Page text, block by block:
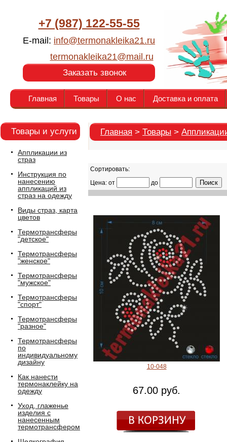
+7 (987) 122-55-55
E-mail: info@termonakleika21.ru
termonakleika21@mail.ru
Заказать звонок
Главная Товары О нас Доставка и оплата
Товары и услуги
Аппликации из
страз
Инструкция по
нанесению
аппликаций из
страз на одежду
Виды страз, карта
цветов
Термотрансферы
"детское"
Термотрансферы
"женское"
Термотрансферы
"мужское"
Термотрансферы
"спорт"
Термотрансферы
"разное"
Термотрансферы
по
индивидуальному
дизайну
Как нанести
термонаклейку на
одежду
Уход, глаженье
изделия с
нанесенным
термотрансфером
Главная > Товары >
Сортировать:
Цена: от
до
10-048
67.00 руб.